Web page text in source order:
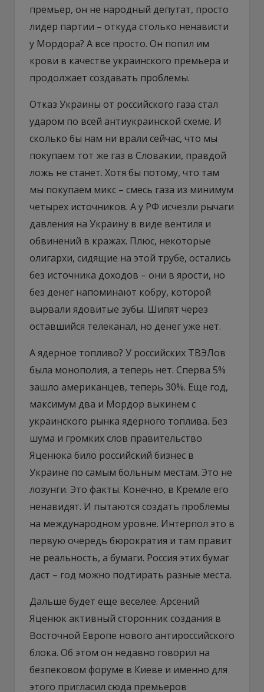
премьер, он не народный депутат, просто
лидер партии – откуда столько ненависти
у Мордора? А все просто. Он попил им
крови в качестве украинского премьера и
продолжает создавать проблемы.
Отказ Украины от российского газа стал
ударом по всей антиукраинской схеме. И
сколько бы нам ни врали сейчас, что мы
покупаем тот же газ в Словакии, правдой
ложь не станет. Хотя бы потому, что там
мы покупаем микс – смесь газа из минимум
четырех источников. А у РФ исчезли рычаги
давления на Украину в виде вентиля и
обвинений в кражах. Плюс, некоторые
олигархи, сидящие на этой трубе, остались
без источника доходов – они в ярости, но
без денег напоминают кобру, которой
вырвали ядовитые зубы. Шипят через
оставшийся телеканал, но денег уже нет.
А ядерное топливо? У российских ТВЭЛов
была монополия, а теперь нет. Сперва 5%
зашло американцев, теперь 30%. Еще год,
максимум два и Мордор выкинем с
украинского рынка ядерного топлива. Без
шума и громких слов правительство
Яценюка било российский бизнес в
Украине по самым больным местам. Это не
лозунги. Это факты. Конечно, в Кремле его
ненавидят. И пытаются создать проблемы
на международном уровне. Интерпол это в
первую очередь бюрократия и там правит
не реальность, а бумаги. Россия этих бумаг
даст – год можно подтирать разные места.
Дальше будет еще веселее. Арсений
Яценюк активный сторонник создания в
Восточной Европе нового антироссийского
блока. Об этом он недавно говорил на
безпековом форуме в Киеве и именно для
этого пригласил сюда премьеров